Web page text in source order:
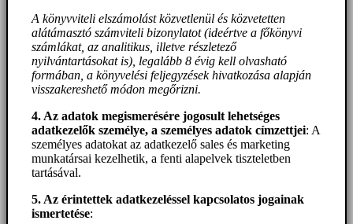
A könyvviteli elszámolást közvetlenül és közvetetten
alátámasztó számviteli bizonylatot (ideértve a főkönyvi
számlákat, az analitikus, illetve részletező
nyilvántartásokat is), legalább 8 évig kell olvasható
formában, a könyvelési feljegyzések hivatkozása alapján
visszakereshető módon megőrizni.
4. Az adatok megismerésére jogosult lehetséges
adatkezelők személye, a személyes adatok címzettjei: A
személyes adatokat az adatkezelő sales és marketing
munkatársai kezelhetik, a fenti alapelvek tiszteletben
tartásával.
5. Az érintettek adatkezeléssel kapcsolatos jogainak
ismertetése: